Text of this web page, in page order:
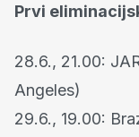
Prvi
28.6., 21.00:
Angeles)
29.6., 19.00: